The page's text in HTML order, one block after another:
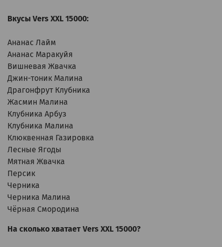
Вкусы Vers XXL 15000:
Ананас Лайм
Ананас Маракуйя
Вишневая Жвачка
Джин-тоник Малина
Драгонфрут Клубника
Жасмин Малина
Клубника Арбуз
Клубника Малина
Клюквенная Газировка
Лесные Ягоды
Мятная Жвачка
Персик
Черника
Черника Малина
Чёрная Смородина
На сколько хватает Vers XXL 15000?